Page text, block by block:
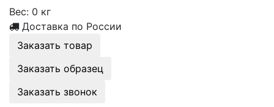
Вес: 0 кг
Доставка по России
Заказать товар
Заказать образец
Заказать звонок